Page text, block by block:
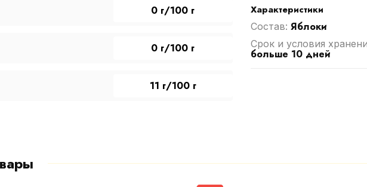
0 г/100 г
0 г/100 г
11 г/100 г
Характеристики
Cостав: Яблоки
Срок и условия
больше 10 дней